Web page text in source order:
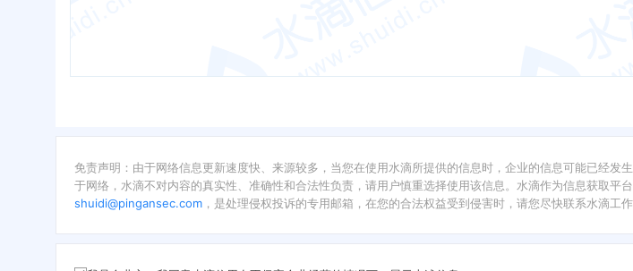
免责声明：由于网络信息更新速度快、来源较多，当您在使用水滴所提供的信息时，企业的信息可能已经
于网络，水滴不对内容的真实性、准确性和合法性负责，请用户慎重选择使用该信息。水滴作为信息获取平
shuidi@pingansec.com ，是处理侵权投诉的专用邮箱，在您的合法权益受到侵害时，请您尽快联系水滴